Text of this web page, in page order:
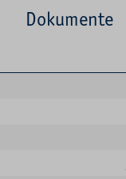
Dokumente